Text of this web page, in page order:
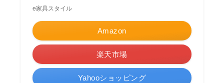
e家具スタイル
Amazon
楽天市場
Yahooショッピング